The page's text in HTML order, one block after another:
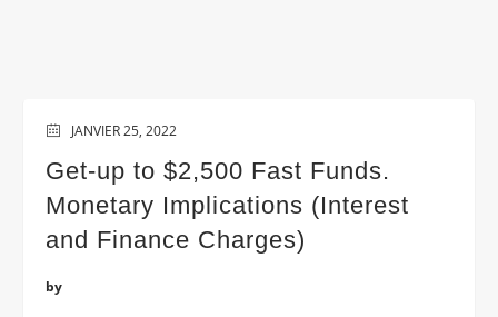
JANVIER 25, 2022
Get-up to $2,500 Fast Funds.
Monetary Implications (Interest
and Finance Charges)
by